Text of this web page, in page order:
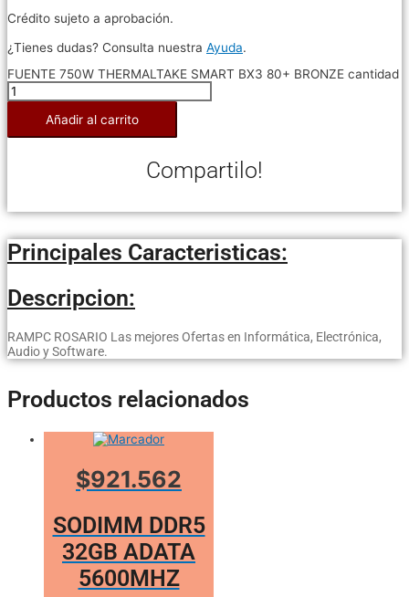
Crédito sujeto a aprobación.
¿Tienes dudas? Consulta nuestra Ayuda.
FUENTE 750W THERMALTAKE SMART BX3 80+ BRONZE cantidad
Añadir al carrito
Compartilo!
Principales Caracteristicas:
Descripcion:
RAMPC ROSARIO Las mejores Ofertas en Informática, Electrónica,
Audio y Software.
Productos relacionados
$921.562
SODIMM DDR5
32GB ADATA
5600MHZ